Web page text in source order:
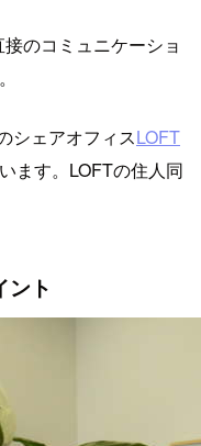
のコミュニケーショ
シェアオフィスLOFT
ます。LOFTの住人同
ント